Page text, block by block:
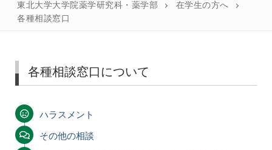
東北大学大学院薬学研究科・薬学部
在学生の方へ
各種相談窓口
各種相談窓口について
ハラスメント
その他の相談